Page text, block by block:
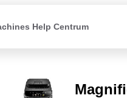
Help Centrum